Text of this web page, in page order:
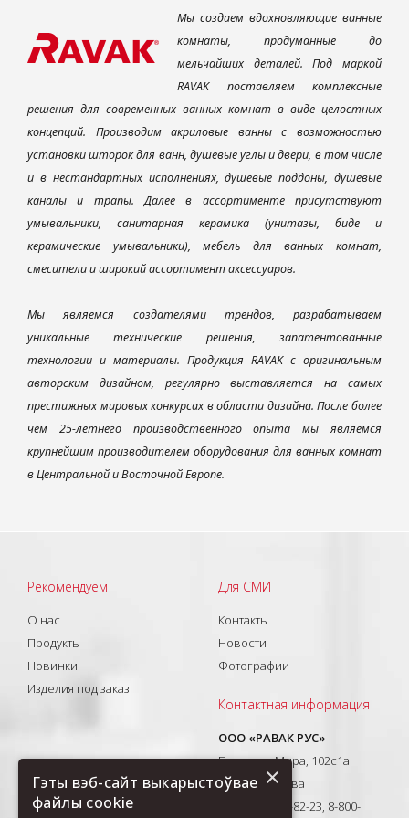
Мы создаем вдохновляющие ванные
комнаты, продуманные до
мельчайших деталей. Под маркой
RAVAK поставляем комплексные
решения для современных ванных комнат в виде целостных
концепций. Производим акриловые ванны с возможностью
установки шторок для ванн, душевые углы и двери, в том числе
и в нестандартных исполнениях, душевые поддоны, душевые
каналы и трапы. Далее в ассортименте присутствуют
умывальники, санитарная керамика (унитазы, биде и
керамические умывальники), мебель для ванных комнат,
смесители и широкий ассортимент аксессуаров.
Мы являемся создателями трендов, разрабатываем
уникальные технические решения, запатентованные
технологии и материалы. Продукция RAVAK с оригинальным
авторским дизайном, регулярно выставляется на самых
престижных мировых конкурсах в области дизайна. После более
чем 25-летнего производственного опыта мы являемся
крупнейшим производителем оборудования для ванных комнат
в Центральной и Восточной Европе.
Рекомендуем
О нас
Продукты
Новинки
Изделия под заказ
Для СМИ
Контакты
Новости
Фотографии
Контактная информация
ООО «РАВАК РУС»
Проспект Мира, 102с1а
129626, Москва
T: +7(495) 710-82-23, 8-800-
×
Гэты вэб-сайт выкарыстоўвае
файлы cookie